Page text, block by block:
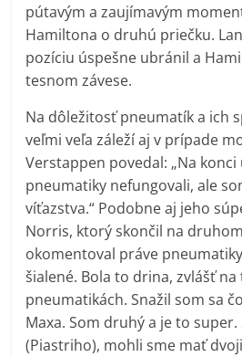
pútavým a zaujímavým
Hamiltona o druhú priečku.
pozíciu úspešne ubránil a
tesnom závese.
Na dôležitosť pneumatík a ich
veľmi veľa záleží aj v prípade
Verstappen povedal: „Na konci
pneumatiky nefungovali, ale
víťazstva.“ Podobne aj jeho
Norris, ktorý skončil na
okomentoval práve
šialené. Bola to drina, zvlášť
pneumatikách. Snažil som sa
Maxa. Som druhý a je to super.
(Piastriho), mohli sme mať